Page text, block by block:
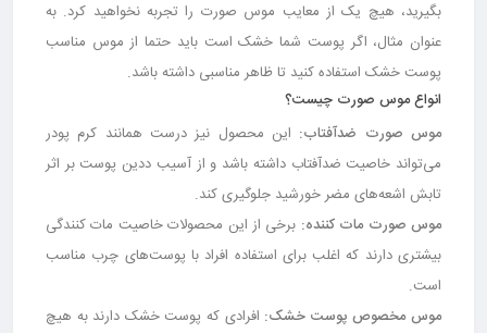
بگیرید، هیچ یک از معایب موس صورت را تجربه نخواهید کرد. به
عنوان مثال، اگر پوست شما خشک است باید حتما از موس مناسب
پوست خشک استفاده کنید تا ظاهر مناسبی داشته باشد.
انواع موس صورت چیست؟
موس صورت ضدآفتاب: این محصول نیز درست همانند کرم پودر
می‌تواند خاصیت ضدآفتاب داشته باشد و از آسیب ددین پوست بر اثر
تابش اشعه‌های مضر خورشید جلوگیری کند.
موس صورت مات کننده: برخی از این محصولات خاصیت مات کنندگی
بیشتری دارند که اغلب برای استفاده افراد با پوست‌های چرب مناسب
است.
موس مخصوص پوست خشک: افرادی که پوست خشک دارند به هیچ